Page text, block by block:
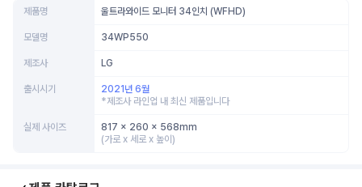
제품명
울트라와이드 모니터 34인치 (WFHD)
모델명 34WP550
제조사 LG
출시시기
2021년 6월
*제조사 라인업 내 최신 제품입니다
실제 사이즈
817 x 260 x 568mm
(가로 x 세로 x 높이)